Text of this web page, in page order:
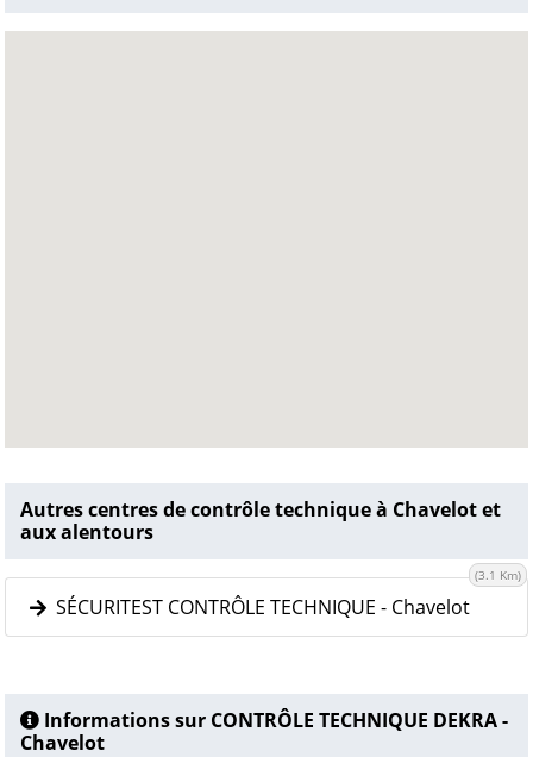
Autres centres de contrôle technique à Chavelot et
aux alentours
SÉCURITEST CONTRÔLE TECHNIQUE - Chavelot
(3.1 Km)
Informations sur CONTRÔLE TECHNIQUE DEKRA -
Chavelot